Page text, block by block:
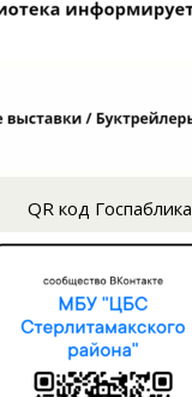
QR код Госпаблика